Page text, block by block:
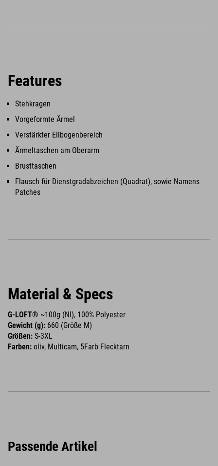
Features
Stehkragen
Vorgeformte Ärmel
Verstärkter Ellbogenbereich
Ärmeltaschen am Oberarm
Brusttaschen
Flausch für Dienstgradabzeichen (Quadrat), sowie Namens
Patches
Material & Specs
G-LOFT® ~100g (NI), 100% Polyester
Gewicht (g): 660 (Größe M)
Größen: S-3XL
Farben: oliv, Multicam, 5Farb Flecktarn
Passende Artikel